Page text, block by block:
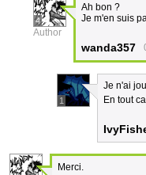
4
Author
Ah bon ?
Je m'en suis
wanda357
1
Je n'ai
En tout
Merci.